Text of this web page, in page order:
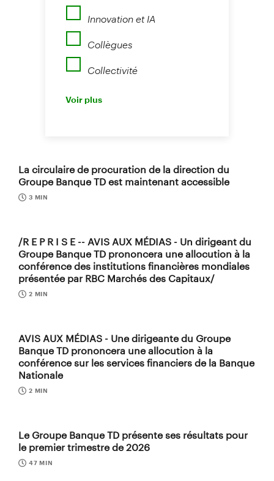
La circulaire de procuration de la direction du
Groupe Banque TD est maintenant accessible
3 MIN
/R E P R I S E -- AVIS AUX MÉDIAS - Un dirigeant du
Groupe Banque TD prononcera une allocution à la
conférence des institutions financières mondiales
présentée par RBC Marchés des Capitaux/
2 MIN
AVIS AUX MÉDIAS - Une dirigeante du Groupe
Banque TD prononcera une allocution à la
conférence sur les services financiers de la Banque
Nationale
2 MIN
Le Groupe Banque TD présente ses résultats pour
le premier trimestre de 2026
47 MIN
Innovation et IA
Collègues
Collectivité
Perspectives
Voir plus